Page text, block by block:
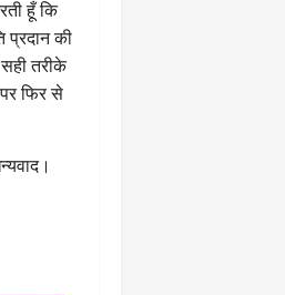
हूँ कि
प्रदान की
तरीके
फिर से